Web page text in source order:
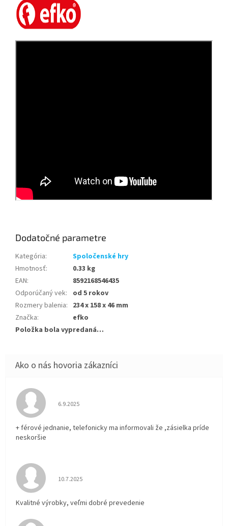
Dodatočné parametre
Kategória:
Spoločenské hry
Hmotnosť:
0.33 kg
EAN:
8592168546435
Odporúčaný vek:
od 5 rokov
Rozmery balenia: 234 x 158 x 46 mm
Značka:
efko
Položka bola vypredaná…
Hodnotenie obchodu je 5 z 5 hviezdičiek.
6.9.2025
+ férové jednanie, telefonicky ma informovali že ,zásielka príde
neskoršie
Hodnotenie obchodu je 5 z 5 hviezdičiek.
10.7.2025
Kvalitné výrobky, veľmi dobré prevedenie